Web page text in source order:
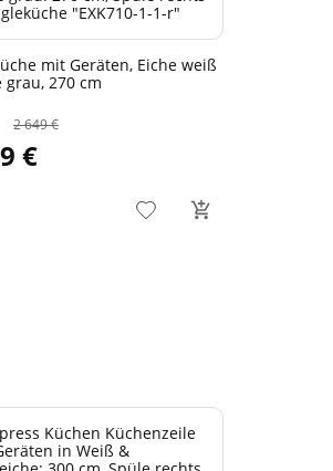
mit Geräten, Eiche weiß
grau, 270 cm
2 649 €
€